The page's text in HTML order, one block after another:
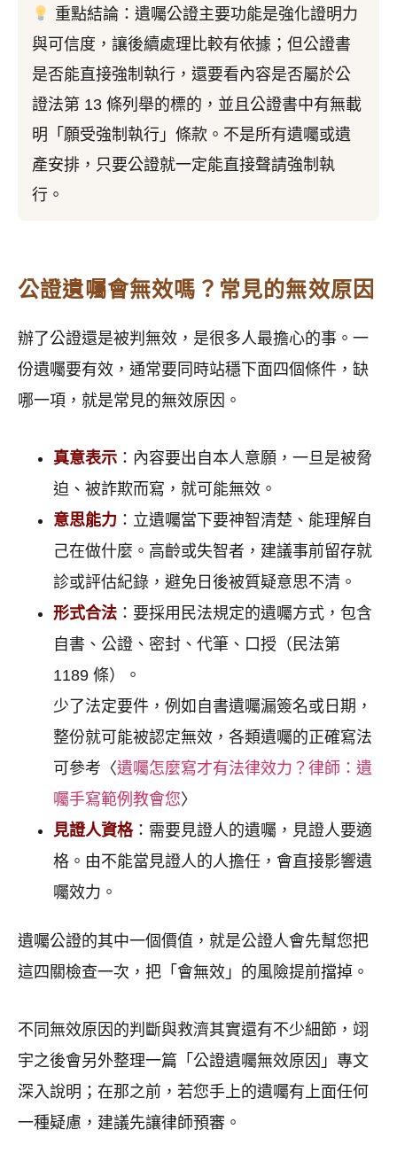
重點結論：遺囑公證主要功能是強化證明力
與可信度，讓後續處理比較有依據；但公證書
是否能直接強制執行，還要看內容是否屬於公
證法第 13 條列舉的標的，並且公證書中有無載
明「願受強制執行」條款。不是所有遺囑或遺
產安排，只要公證就一定能直接聲請強制執
行。
公證遺囑會無效嗎？常見的無效原因
辦了公證還是被判無效，是很多人最擔心的事。一
份遺囑要有效，通常要同時站穩下面四個條件，缺
哪一項，就是常見的無效原因。
真意表示 ：內容要出自本人意願，一旦是被脅
迫、被詐欺而寫，就可能無效。
意思能力 ：立遺囑當下要神智清楚、能理解自
己在做什麼。高齡或失智者，建議事前留存就
診或評估紀錄，避免日後被質疑意思不清。
形式合法 ：要採用民法規定的遺囑方式，包含
自書、公證、密封、代筆、口授（民法第
1189 條）。
少了法定要件，例如自書遺囑漏簽名或日期，
整份就可能被認定無效，各類遺囑的正確寫法
可參考〈遺囑怎麼寫才有法律效力？律師：遺
囑手寫範例教會您〉
見證人資格：需要見證人的遺囑，見證人要適
格。由不能當見證人的人擔任，會直接影響遺
囑效力。
遺囑公證的其中一個價值，就是公證人會先幫您把
這四關檢查一次，把「會無效」的風險提前擋掉。
不同無效原因的判斷與救濟其實還有不少細節，翊
宇之後會另外整理一篇「公證遺囑無效原因」專文
深入說明；在那之前，若您手上的遺囑有上面任何
一種疑慮，建議先讓律師預審。